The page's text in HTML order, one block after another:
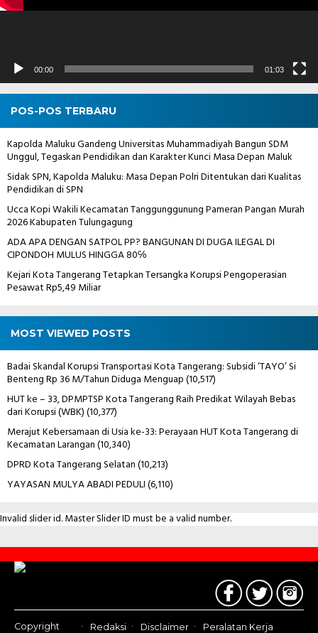
00:00 01:03
POS-POS TERBARU
Kapolda Maluku Gandeng Universitas Muhammadiyah Bangun SDM
Unggul, Tegaskan Pendidikan dan Karakter Kunci Masa Depan Maluk
Sidak SPN, Kapolda Maluku: Masa Depan Polri Ditentukan dari Kualitas
Pendidikan di SPN
Ucca Kopi Wakili Kecamatan Tanggunggunung Pameran Pangan Murah
2026 Kabupaten Tulungagung
ADA APA DENGAN SATPOL PP? BANGUNAN DI DUGA ILEGAL DI
CIPONDOH MULUS HINGGA 80℅
Kejari Kota Tangerang Tetapkan Tersangka Korupsi Pengoperasian
Pesawat Rp5,49 Miliar
MOST VIEWED POSTS
Badai Skandal Korupsi Transportasi Kota Tangerang: Subsidi ‘TAYO’ Si
Benteng Rp 36 M/Tahun Diduga Menguap(10,517)
HUT ke – 33, DPMPTSP Kota Tangerang Raih Predikat Wilayah Bebas
dari Korupsi (WBK)(10,377)
Merajut Kebersamaan di Usia ke-33: Perayaan HUT Kota Tangerang di
Kecamatan Larangan(10,340)
DPRD Kota Tangerang Selatan(10,213)
YAYASAN MULYA ABADI PEDULI(6,110)
Invalid slider id. Master Slider ID must be a valid number.
Contact
Us
Copyright
Redaksi Disclaimer Peralatan Kerja